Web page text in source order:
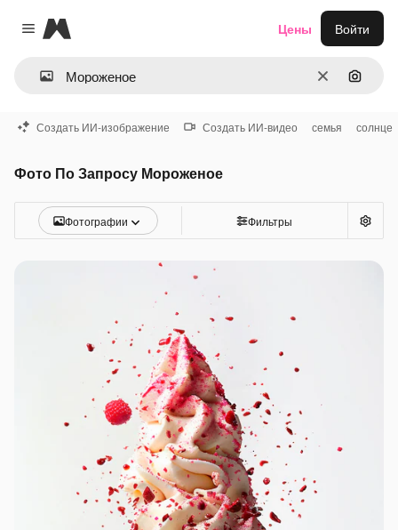
Close menu
Magnific
ОчиститьПоиск
Цены Войти
Создать ИИ-изображение Создать ИИ-видео семья солнце
Фото По Запросу Мороженое
Фотографии Фильтры